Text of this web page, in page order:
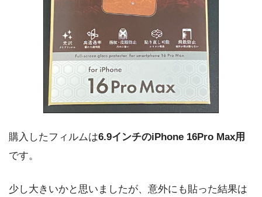
購入したフィルムは6.9インチのiPhone 16Pro Max用
です。
少し大きいかと思いましたが、意外にも貼った結果は